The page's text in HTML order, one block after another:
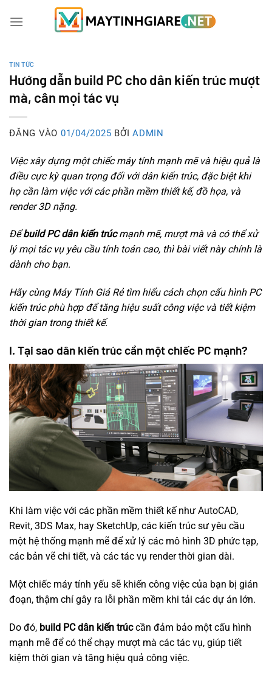
qua
TIN TỨC
Hướng dẫn build PC cho dân kiến trúc mượt
mà, cân mọi tác vụ
ĐĂNG VÀO 01/04/2025 BỞI ADMIN
Việc xây dựng một chiếc máy tính mạnh mẽ và hiệu quả là
điều cực kỳ quan trọng đối với dân kiến trúc, đặc biệt khi
họ cần làm việc với các phần mềm thiết kế, đồ họa, và
render 3D nặng.
Đểbuild PC dân kiến trúcmạnh mẽ, mượt mà và có thể xử
lý mọi tác vụ yêu cầu tính toán cao, thì bài viết này chính là
dành cho bạn.
Hãy cùng Máy Tính Giá Rẻ tìm hiểu cách chọn cấu hình PC
kiến trúc phù hợp để tăng hiệu suất công việc và tiết kiệm
thời gian trong thiết kế.
I. Tại sao dân kiến trúc cần một chiếc PC mạnh?
Khi làm việc với các phần mềm thiết kế như AutoCAD,
Revit, 3DS Max, hay SketchUp, các kiến trúc sư yêu cầu
một hệ thống mạnh mẽ để xử lý các mô hình 3D phức tạp,
các bản vẽ chi tiết, và các tác vụ render thời gian dài.
Một chiếc máy tính yếu sẽ khiến công việc của bạn bị gián
đoạn, thậm chí gây ra lỗi phần mềm khi tải các dự án lớn.
Do đó, build PC dân kiến trúccần đảm bảo một cấu hình
mạnh mẽ để có thể chạy mượt mà các tác vụ, giúp tiết
kiệm thời gian và tăng hiệu quả công việc.